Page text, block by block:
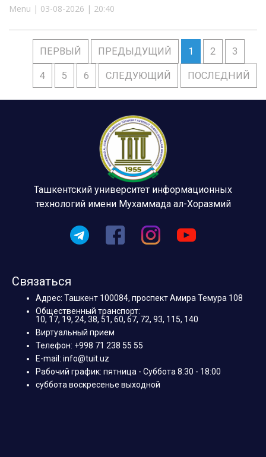
Menu | 03-08-2026 | 20:40
ПЕРВЫЙ ПРЕДЫДУЩИЙ 1 2 3
4 5 6 СЛЕДУЮЩИЙ ПОСЛЕДНИЙ
Ташкентский университет информационных
технологий имени Мухаммада ал-Хоразмий
Связаться
Адрес: Ташкент 100084, проспект Амира Темура 108
Общественный транспорт:
10, 17, 19, 24, 38, 51, 60, 67, 72, 93, 115, 140
Виртуальный прием
Телефон: +998 71 238 55 55
E-mail: info@tuit.uz
Рабочий график: пятница - Суббота 8:30 - 18:00
суббота воскресенье выходной